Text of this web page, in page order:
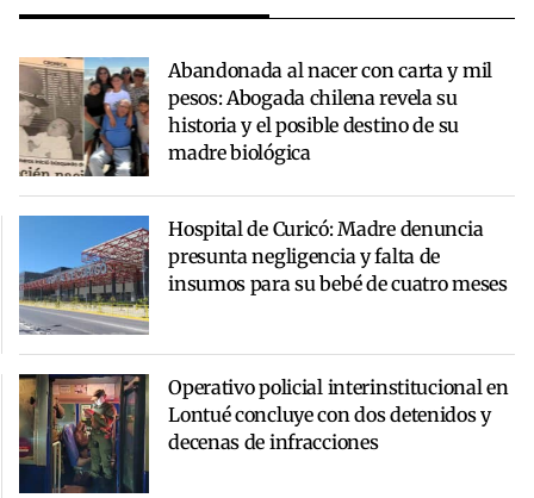
Abandonada al nacer con carta y mil
pesos: Abogada chilena revela su
historia y el posible destino de su
madre biológica
Hospital de Curicó: Madre denuncia
presunta negligencia y falta de
insumos para su bebé de cuatro meses
Operativo policial interinstitucional en
Lontué concluye con dos detenidos y
decenas de infracciones